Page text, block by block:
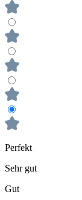
Perfekt
Sehr gut
Gut